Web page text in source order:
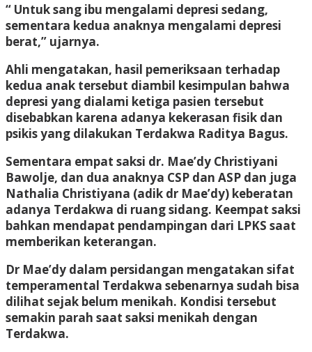
“ Untuk sang ibu mengalami depresi sedang,
sementara kedua anaknya mengalami depresi
berat,” ujarnya.
Ahli mengatakan, hasil pemeriksaan terhadap
kedua anak tersebut diambil kesimpulan bahwa
depresi yang dialami ketiga pasien tersebut
disebabkan karena adanya kekerasan fisik dan
psikis yang dilakukan Terdakwa Raditya Bagus.
Sementara empat saksi dr. Mae’dy Christiyani
Bawolje, dan dua anaknya CSP dan ASP dan juga
Nathalia Christiyana (adik dr Mae’dy) keberatan
adanya Terdakwa di ruang sidang. Keempat saksi
bahkan mendapat pendampingan dari LPKS saat
memberikan keterangan.
Dr Mae’dy dalam persidangan mengatakan sifat
temperamental Terdakwa sebenarnya sudah bisa
dilihat sejak belum menikah. Kondisi tersebut
semakin parah saat saksi menikah dengan
Terdakwa.